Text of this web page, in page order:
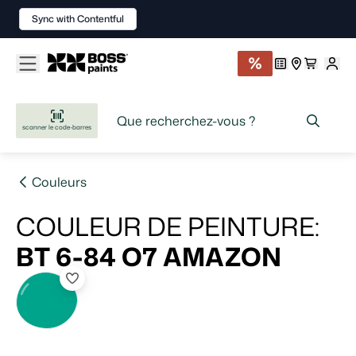
scanner le code-barres
Couleurs
COULEUR DE PEINTURE:
BT 6-84 O7AMAZON
Sync with Contentful